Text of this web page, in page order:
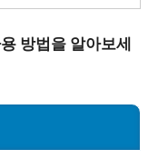
방법을 알아보세